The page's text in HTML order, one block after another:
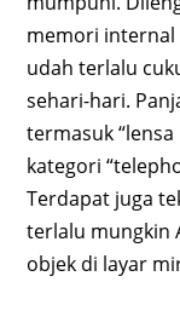
memori internal
udah terlalu
sehari-hari.
termasuk
kategori
Terdapat juga
terlalu mungkin
objek di layar